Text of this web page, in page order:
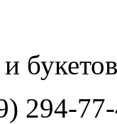
и
294-